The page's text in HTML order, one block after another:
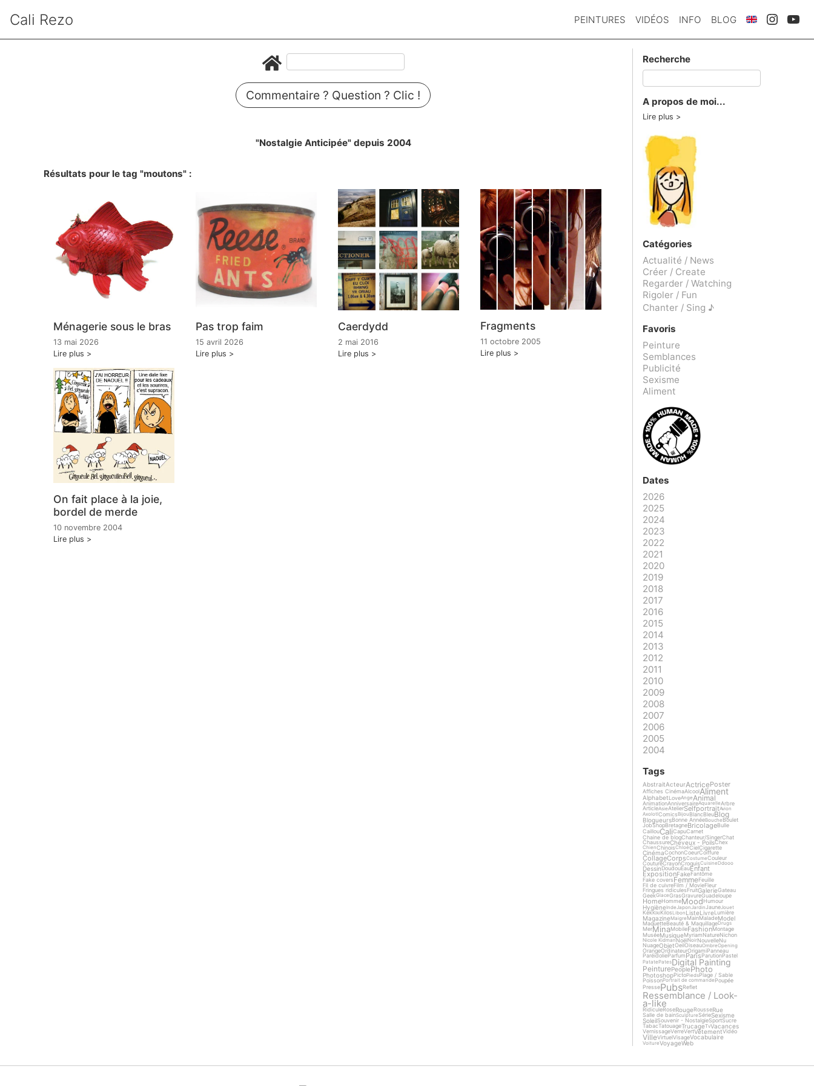
Cali Rezo PEINTURES VIDÉOS INFO BLOG
Commentaire ? Question ? Clic !
"Nostalgie Anticipée" depuis 2004
Résultats pour le tag "moutons" :
Ménagerie sous le bras
13 mai 2026
Lire plus
Pas trop faim
15 avril 2026
Lire plus
Caerdydd
2 mai 2016
Lire plus
Fragments
11 octobre 2005
Lire plus
On fait place à la joie,
bordel de merde
10 novembre 2004
Lire plus
Recherche
A propos de moi...
Lire plus
Catégories
Actualité / News
Créer / Create
Regarder / Watching
Rigoler / Fun
Chanter / Sing ♪
Favoris
Peinture
Semblances
Publicité
Sexisme
Aliment
Dates
2026
2025
2024
2023
2022
2021
2020
2019
2018
2017
2016
2015
2014
2013
2012
2011
2010
2009
2008
2007
2006
2005
2004
Tags
AbstraitActeurActricePoster
Affiches CinémaAlcoolAliment
AlphabetLoveAnge Animal
AnimationAnniversaireAquarelleArbre
ArticleAsieAtelierSelfportraitAvion
AxolotlComicsBijou BlancBleuBlog
BlogueursBonne AnnéeBouche Boulet
JobShopBretagneBricolageBulle
CaillouCaliCapuCarnet
Chaine de blogChanteur/SingerChat
ChaussureCheveux - PoilsChex
ChienChinoisChloéCielCigarette
CinémaCochonCoeurCoiffure
CollageCorpsCostumeCouleur
CoutureCrayonCroquisCuisineDdooo
DessinDoudouEauEnfant
ExpositionFakeFantôme
Fake coversFemmeFeuille
Fil de cuivreFilm / MovieFleur
Fringues ridiculesFruitGalerieGateau
GeekGlaceGrasGravureGuadeloupe
HomeHommeMoodHumour
HygièneInde Japon JardinJaune Jouet
KekKikiKilosLibon ListeLivreLumière
MagazineMaigre MainMaladeModel
MaquetteBeauté & MaquillageDrugs
MerMinaMobileFashionMontage
MuséeMusiqueMyriamNatureNichon
Nicole KidmanNoëlNoirNouvelleNu
NuageObjetOeilOiseauOmbreOpening
OrangeOrdinateurOrigamiPanneau
ParéidolieParfumParisParutionPastel
PatatePatesDigital Painting
PeinturePeoplePhoto
PhotoshopPictoPiedsPlage / Sable
PoissonPortrait de commande Poupée
PressePubsReflet
Ressemblance / Look-
a-like
RidiculeRoseRougeRousseRue
Salle de bainSculptureSérieSexisme
SoleilSouvenir - NostalgieSportSucre
TabacTatouageTrucageTvVacances
VernissageVerreVertVêtementVidéo
VilleVirtuelVisageVocabulaire
VoitureVoyageWeb